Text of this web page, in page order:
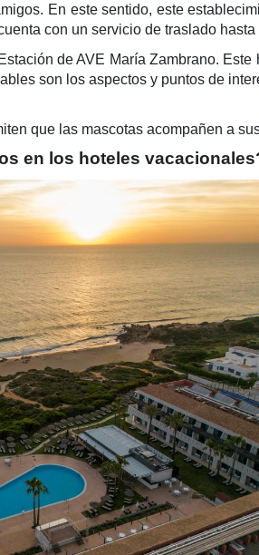
En este sentido, este
con un servicio de traslado
de AVE María Zambrano.
son los aspectos y puntos de
que las mascotas acompañen a
en los hoteles